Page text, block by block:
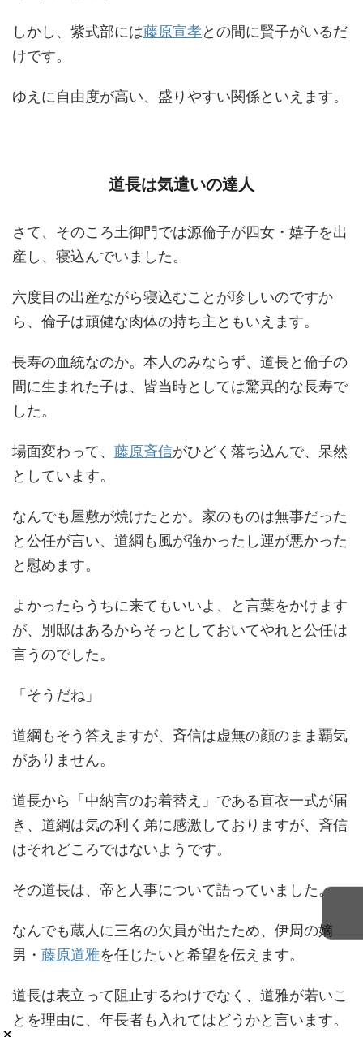
しかし、紫式部には藤原宣孝との間に賢子がいるだ
けです。
ゆえに自由度が高い、盛りやすい関係といえます。
道長は気遣いの達人
さて、そのころ土御門では源倫子が四女・嬉子を出
産し、寝込んでいました。
六度目の出産ながら寝込むことが珍しいのですか
ら、倫子は頑健な肉体の持ち主ともいえます。
長寿の血統なのか。本人のみならず、道長と倫子の
間に生まれた子は、皆当時としては驚異的な長寿で
した。
場面変わって、 藤原斉信がひどく落ち込んで、呆然
としています。
なんでも屋敷が焼けたとか。家のものは無事だった
と公任が言い、道綱も風が強かったし運が悪かった
と慰めます。
よかったらうちに来てもいいよ、と言葉をかけます
が、別邸はあるからそっとしておいてやれと公任は
言うのでした。
「そうだね」
道綱もそう答えますが、斉信は虚無の顔のまま覇気
がありません。
道長から「中納言のお着替え」である直衣一式が届
き、道綱は気の利く弟に感激しておりますが、斉信
はそれどころではないようです。
その道長は、帝と人事について語っていました。
なんでも蔵人に三名の欠員が出たため、伊周の嫡
男・ 藤原道雅を任じたいと希望を伝えます。
道長は表立って阻止するわけでなく、道雅が若いこ
とを理由に、年長者も入れてはどうかと言います。